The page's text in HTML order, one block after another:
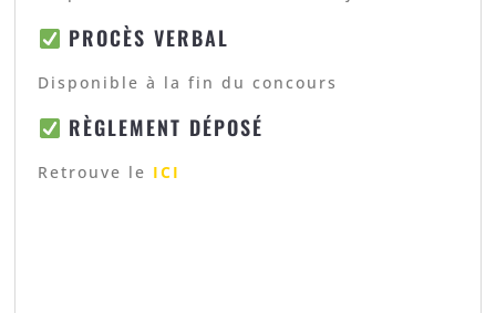
PROCÈS VERBAL
Disponible à la fin du concours
RÈGLEMENT DÉPOSÉ
Retrouve le ICI